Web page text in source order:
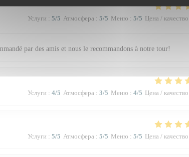
Услуги : 5/5 Атмосфера : 5/5 Меню : 5/5 Цена / качество
par des amis et nous le recommandons à notre tour!
Услуги : 4/5 Атмосфера : 3/5 Меню : 4/5 Цена / качество
Услуги : 5/5 Атмосфера : 5/5 Меню : 5/5 Цена / качество